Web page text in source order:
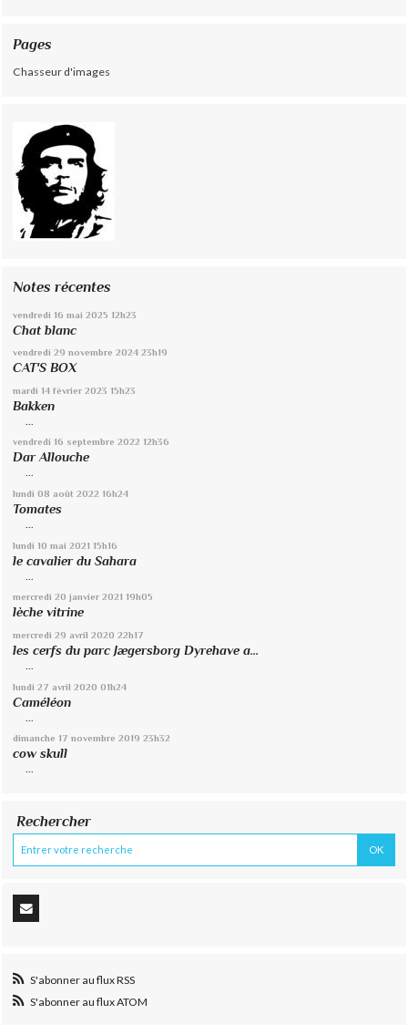
Pages
Chasseur d'images
Notes récentes
vendredi 16 mai 2025 12h23
Chat blanc
vendredi 29 novembre 2024 23h19
CAT'S BOX
mardi 14 février 2023 15h23
Bakken
vendredi 16 septembre 2022 12h36
Dar Allouche
...
lundi 08 août 2022 16h24
Tomates
...
lundi 10 mai 2021 15h16
le cavalier du Sahara
mercredi 20 janvier 2021 19h05
lèche vitrine
mercredi 29 avril 2020 22h17
les cerfs du parc Jægersborg Dyrehave a...
lundi 27 avril 2020 01h24
Caméléon
dimanche 17 novembre 2019 23h32
cow skull
...
Rechercher
S'abonner au flux RSS
S'abonner au flux ATOM